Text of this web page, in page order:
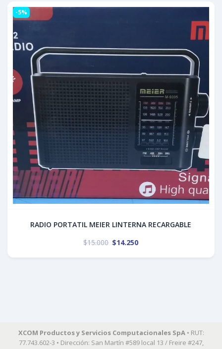
-5%
RADIO PORTATIL MEIER LINTERNA RECARGABLE
$15.000 $14.250
XCOM Productos y Servicios Computacionales SpA• RUT:
77.743.602-3 • Dirección: San Martín #589 local 13 / Freire #247,